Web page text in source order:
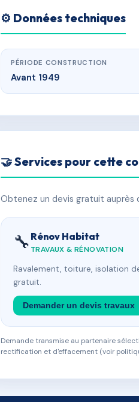
⚙️ Données techniques
PÉRIODE CONSTRUCTION
Avant 1949
🤝 Services pour cette
Obtenez un devis gratuit auprès
🔧 Rénov Habitat
TRAVAUX & RÉNOVATION
Ravalement, toiture, isolation
gratuit.
Demander un devis travaux
Demande transmise au partenaire
rectification et d'effacement (voir